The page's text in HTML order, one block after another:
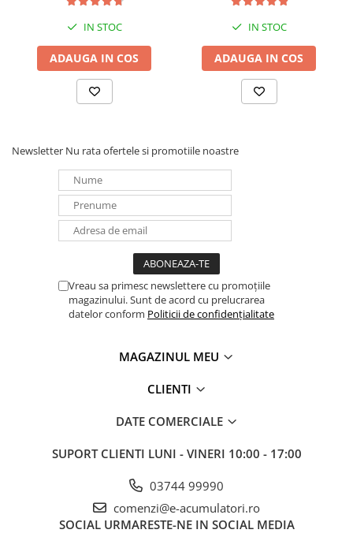
UPS Trifazat
Stabilizatoare Tensiune
PDUs unitati de distributie a
energiei electrice
Cabinete baterii
Drumetii / Camping
Accesorii
Frigidere portabile
Panouri portabile
Racire/Incalzire
Dulapuri pentru cablare
Laptop & PC accesorii, baterii,
Cablu de date si Adaptoare
Solutii solare portabile
IN STOC
ADAUGA IN COS
IN STOC
ADAUGA IN COS
Newsletter Nu rata ofertele si promotiile noastre
Vreau sa primesc newslettere cu promoțiile
magazinului. Sunt de acord cu prelucrarea
datelor conform Politicii de confidențialitate
MAGAZINUL MEU
CLIENTI
DATE COMERCIALE
SUPORT CLIENTI LUNI - VINERI 10:00 - 17:00
03744 99990
comenzi@e-acumulatori.ro
SOCIAL URMARESTE-NE IN SOCIAL MEDIA